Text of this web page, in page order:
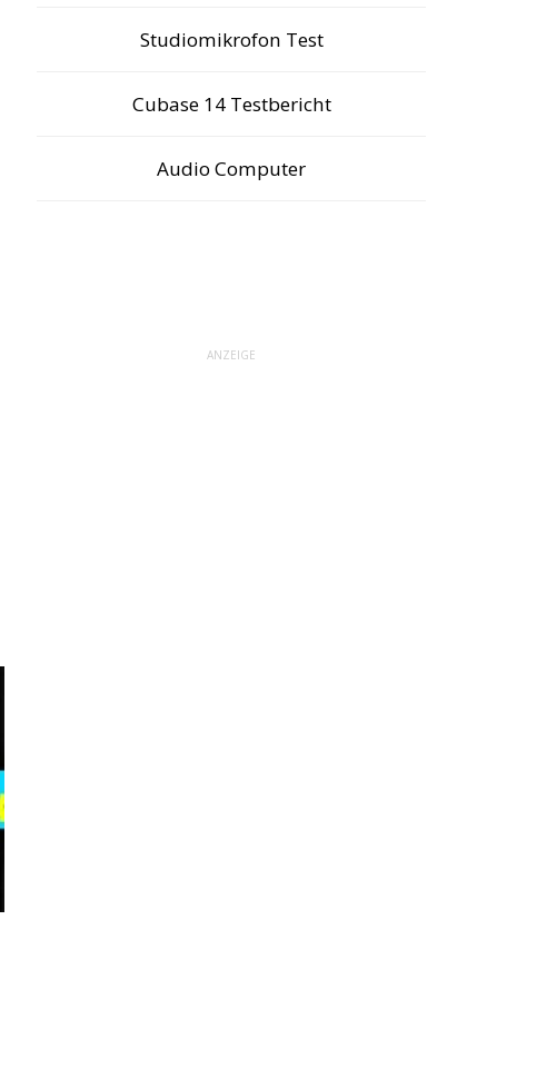
Studiomikrofon Test
Cubase 14 Testbericht
Audio Computer
ANZEIGE